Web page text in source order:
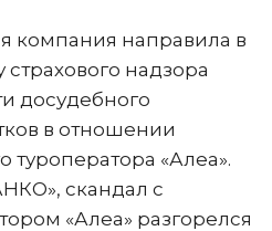
компания направила в
надзора
досудебного
в отношении
туроператора «Алеа».
скандал с
«Алеа» разгорелся